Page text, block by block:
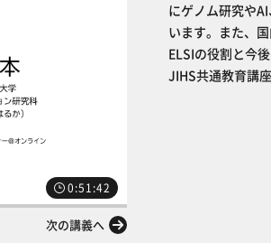
0:51:42
次の講義へ
にゲノム研究や
います。また、
ELSIの役割と今
JIHS共通教育講